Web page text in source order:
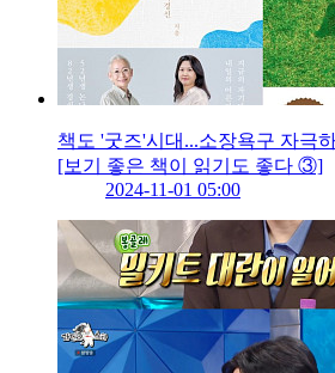
책도 '굿즈'시대...소장욕구 자극
[보기 좋은 책이 읽기도 좋다 ③]
2024-11-01 05:00